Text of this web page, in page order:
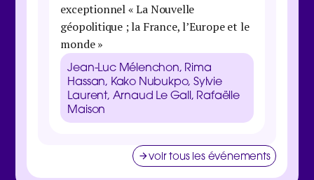
exceptionnel « La Nouvelle
géopolitique ; la France, l’Europe et le
monde »
Jean-Luc Mélenchon, Rima
Hassan, Kako Nubukpo, Sylvie
Laurent, Arnaud Le Gall, Rafaëlle
Maison
voir tous les événements